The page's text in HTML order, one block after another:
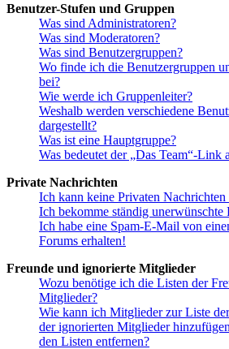
Benutzer-Stufen und Gruppen
Was sind Administratoren?
Was sind Moderatoren?
Was sind Benutzergruppen?
Wo finde ich die Benutzergruppen
bei?
Wie werde ich Gruppenleiter?
Weshalb werden verschiedene
dargestellt?
Was ist eine Hauptgruppe?
Was bedeutet der „Das Team“-Link
Private Nachrichten
Ich kann keine Privaten Nachrichten
Ich bekomme ständig unerwünschte
Ich habe eine Spam-E-Mail von
Forums erhalten!
Freunde und ignorierte Mitglieder
Wozu benötige ich die Listen der
Mitglieder?
Wie kann ich Mitglieder zur Liste
der ignorierten Mitglieder
den Listen entfernen?